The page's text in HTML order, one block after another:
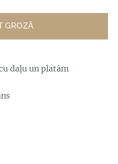
GROZĀ
daļu un platām